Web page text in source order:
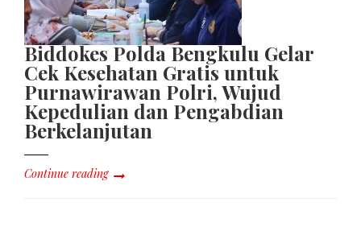
Biddokes Polda Bengkulu Gelar
Cek Kesehatan Gratis untuk
Purnawirawan Polri, Wujud
Kepedulian dan Pengabdian
Berkelanjutan
Continue reading